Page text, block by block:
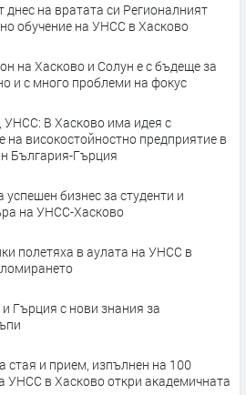
днес на вратата си Регионалният
обучение на УНСС в Хасково
на Хасково и Солун е с бъдеще за
и с много проблеми на фокус
В Хасково има идея с
на високостойностно предприятие в
България-Гърция
успешен бизнес за студенти и
на УНСС-Хасково
полетяха в аулата на УНСС в
Гърция с нови знания за
стая и прием, изпълнен на 100
УНСС в Хасково откри академичната